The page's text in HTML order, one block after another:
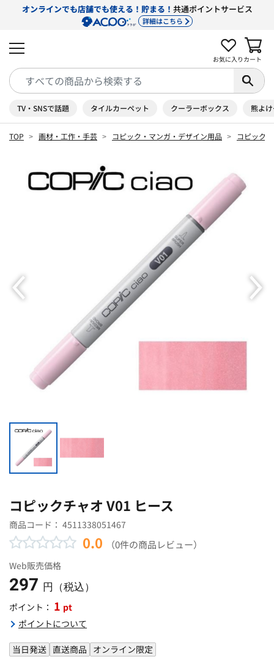
オンラインでも店舗でも使える！貯まる！ 共通ポイントサービス
詳細はこちら
お気に入り カート
TV・SNSで話題 タイルカーペット クーラーボックス 熊よ
TOP 画材・工作・手芸 コピック・マンガ・デザイン用品 コピック
コピックチャオ V01 ヒース
商品コード： 4511338051467
0.0 （0件の商品レビュー）
Web販売価格
297 円（税込）
ポイント： 1 pt
ポイントについて
当日発送 直送商品 オンライン限定